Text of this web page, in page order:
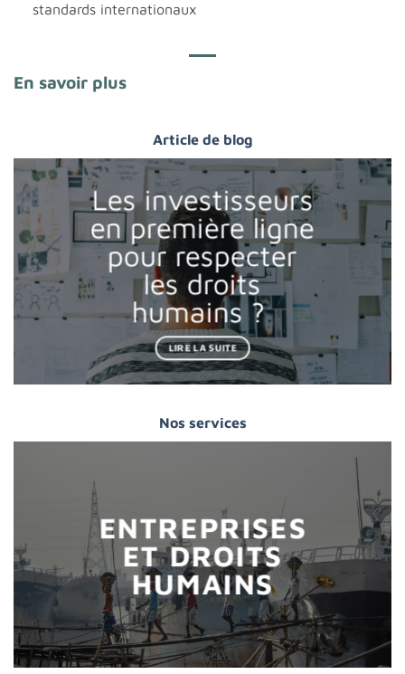
standards internationaux
En savoir plus
Article de blog
Les investisseurs
en première ligne
pour respecter
les droits
humains ?
LIRE LA SUITE
Nos services
ENTREPRISES
ET DROITS
HUMAINS